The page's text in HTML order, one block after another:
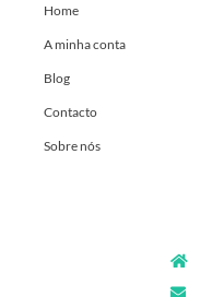
Home
A minha conta
Blog
Contacto
Sobre nós